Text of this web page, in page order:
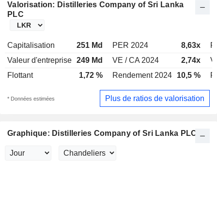
Valorisation: Distilleries Company of Sri Lanka
PLC
Capitalisation 251 Md PER 2024 8,63x
Valeur d'entreprise 249 Md VE / CA 2024 2,74x
Flottant
1,72 % Rendement 2024 10,5 %
* Données estimées Plus de ratios de valorisation
Graphique: Distilleries Company of Sri Lanka PLC